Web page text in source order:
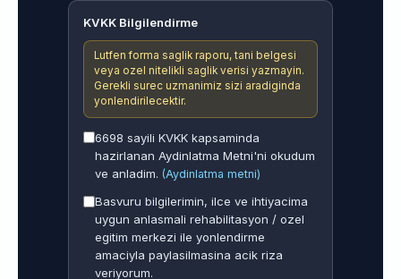
KVKK Bilgilendirme
Lutfen forma saglik raporu, tani belgesi
veya ozel nitelikli saglik verisi yazmayin.
Gerekli surec uzmanimiz sizi aradiginda
yonlendirilecektir.
6698 sayili KVKK kapsaminda
hazirlanan Aydinlatma Metni'ni okudum
ve anladim. (Aydinlatma metni)
Basvuru bilgilerimin, ilce ve ihtiyacima
uygun anlasmali rehabilitasyon / ozel
egitim merkezi ile yonlendirme
amaciyla paylasilmasina acik riza
veriyorum.